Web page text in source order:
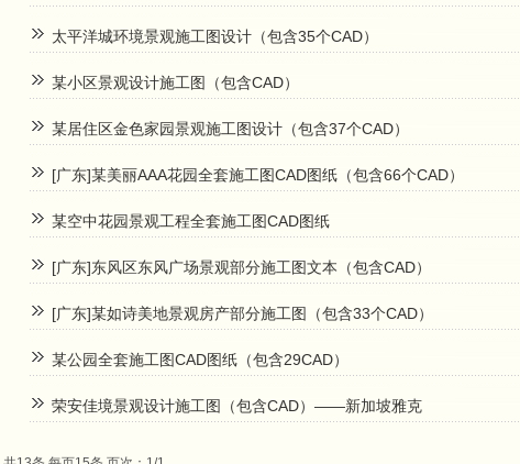
太平洋城环境景观施工图设计（包含35个​CAD）
某小区景观设计施工图（包含CAD）
某居住区金色家园景观施工图设计（包含37个CAD）
[广东]某美丽AAA花园全套施工图CAD图纸（包含66个CAD）
某空中花园景观工程全套施工图CAD图纸
[广东]东风区东风广场景观部分施工图文本（包含CAD）
[广东]某如诗美地景观房产部分施工图（包含33个CAD）
某公园全套施工图CAD图纸（包含29CAD）
荣安佳境景观设计施工图（包含CAD）——新加坡雅克